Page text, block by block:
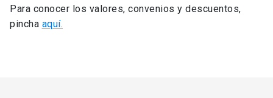
Para conocer los valores, convenios y descuentos,
pincha aquí.